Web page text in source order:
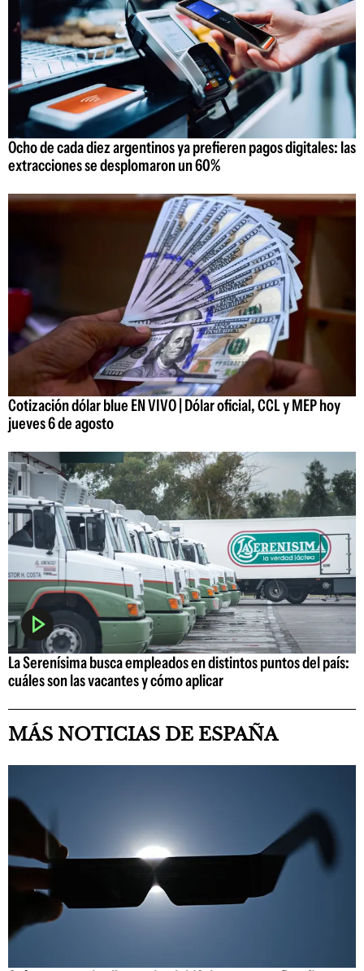
Ocho de cada diez argentinos ya prefieren pagos digitales: las
extracciones se desplomaron un 60%
Cotización dólar blue EN VIVO | Dólar oficial, CCL y MEP hoy
jueves 6 de agosto
La Serenísima busca empleados en distintos puntos del país:
cuáles son las vacantes y cómo aplicar
MÁS NOTICIAS DE ESPAÑA